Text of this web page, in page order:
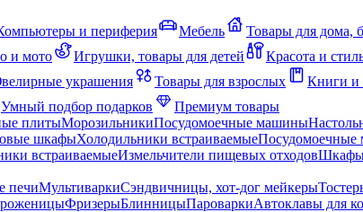
и периферия Мебель Товары для дома,
и мото Игрушки, товары для детей Красота и
украшения Товары для взрослых Книги и
Умный подбор подарков
Премиум товары
плитыМорозильникиПосудомоечные машины
шкафыХолодильники встраиваемыеПосудомоечные
встраиваемыеИзмельчители пищевых отходовШкафы
печиМультиваркиСэндвичницы, хот-дог мейкеры
ФризерыБлинницыПароваркиАвтоклавы для